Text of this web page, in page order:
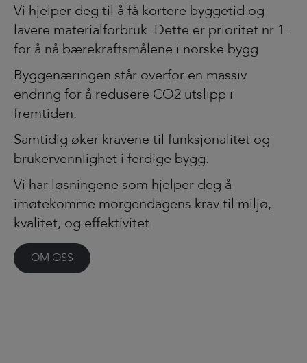
Vi hjelper deg til å få kortere byggetid og
lavere materialforbruk. Dette er prioritet nr 1.
for å nå bærekraftsmålene i norske bygg
Byggenæringen står overfor en massiv
endring for å redusere CO2 utslipp i
fremtiden.
Samtidig øker kravene til funksjonalitet og
brukervennlighet i ferdige bygg.
Vi har løsningene som hjelper deg å
imøtekomme morgendagens krav til miljø,
kvalitet, og effektivitet
OM OSS